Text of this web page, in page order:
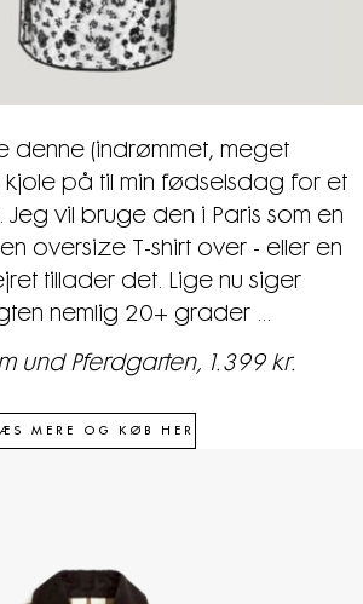
denne (indrømmet, meget
kjole på til min fødselsdag for et
vil bruge den i Paris som en
oversize T-shirt over - eller en
tillader det. Lige nu siger
nemlig 20+ grader ...
und Pferdgarten, 1.399 kr.
MERE OG KØB HER